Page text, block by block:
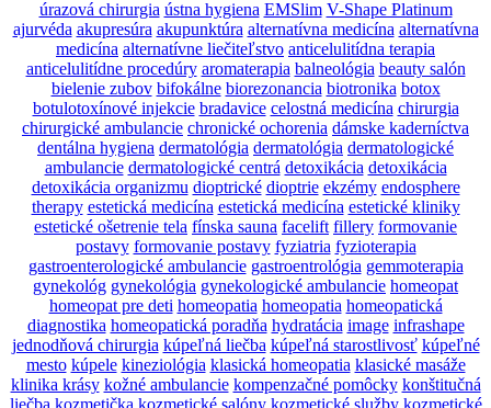
úrazová chirurgia ústna hygiena EMSlim V-Shape Platinum
ajurvéda akupresúra akupunktúra alternatívna medicína alternatívna
medicína alternatívne liečiteľstvo anticelulitídna terapia
anticelulitídne procedúry aromaterapia balneológia beauty salón
bielenie zubov bifokálne biorezonancia biotronika botox
botulotoxínové injekcie bradavice celostná medicína chirurgia
chirurgické ambulancie chronické ochorenia dámske kaderníctva
dentálna hygiena dermatológia dermatológia dermatologické
ambulancie dermatologické centrá detoxikácia detoxikácia
detoxikácia organizmu dioptrické dioptrie ekzémy endosphere
therapy estetická medicína estetická medicína estetické kliniky
estetické ošetrenie tela fínska sauna facelift fillery formovanie
postavy formovanie postavy fyziatria fyzioterapia
gastroenterologické ambulancie gastroentrológia gemmoterapia
gynekológ gynekológia gynekologické ambulancie homeopat
homeopat pre deti homeopatia homeopatia homeopatická
diagnostika homeopatická poradňa hydratácia image infrashape
jednodňová chirurgia kúpeľná liečba kúpeľná starostlivosť kúpeľné
mesto kúpele kineziológia klasická homeopatia klasické masáže
klinika krásy kožné ambulancie kompenzačné pomôcky konštitučná